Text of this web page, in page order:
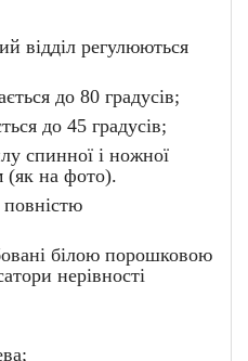
відділ регулюються
до 80 градусів;
до 45 градусів;
спинної і ножної
(як на фото).
повністю
білою порошковою
нерівності